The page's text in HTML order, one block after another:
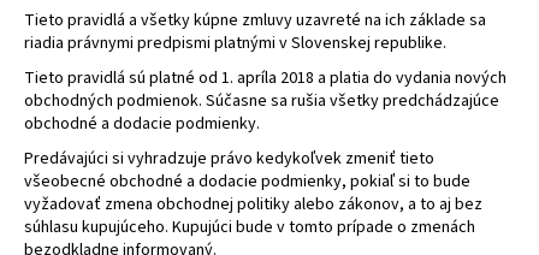
Tieto pravidlá a všetky kúpne zmluvy uzavreté na ich základe sa
riadia právnymi predpismi platnými v Slovenskej republike.
Tieto pravidlá sú platné od 1. apríla 2018 a platia do vydania nových
obchodných podmienok. Súčasne sa rušia všetky predchádzajúce
obchodné a dodacie podmienky.
Predávajúci si vyhradzuje právo kedykoľvek zmeniť tieto
všeobecné obchodné a dodacie podmienky, pokiaľ si to bude
vyžadovať zmena obchodnej politiky alebo zákonov, a to aj bez
súhlasu kupujúceho. Kupujúci bude v tomto prípade o zmenách